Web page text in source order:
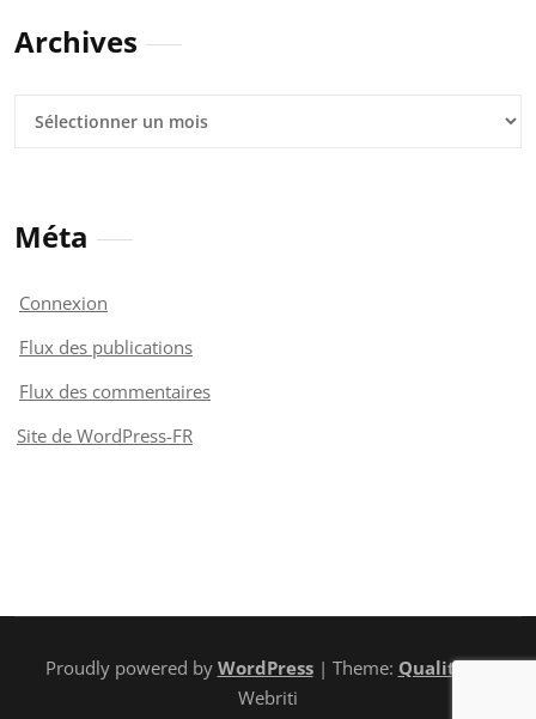
Archives
Méta
Connexion
Flux des publications
Flux des commentaires
Site de WordPress-FR
Proudly powered by WordPress| Theme: Qualityby
Webriti